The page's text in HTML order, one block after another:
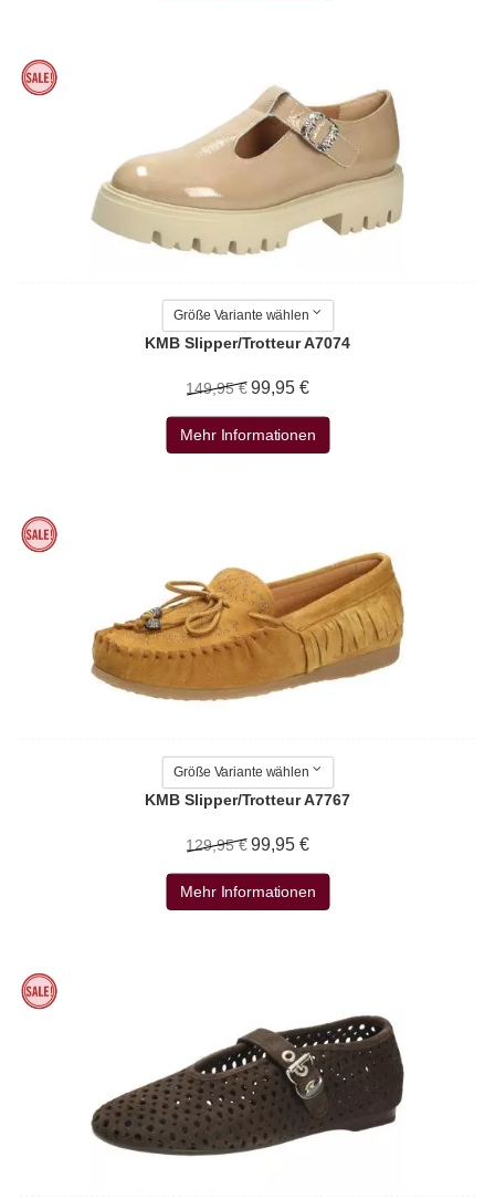
Größe Variante wählen
KMB Slipper/Trotteur A7074
149,95 € 99,95 €
Mehr Informationen
Größe Variante wählen
KMB Slipper/Trotteur A7767
129,95 € 99,95 €
Mehr Informationen